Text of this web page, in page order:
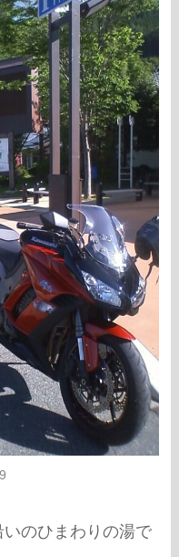
のひまわりの湯で